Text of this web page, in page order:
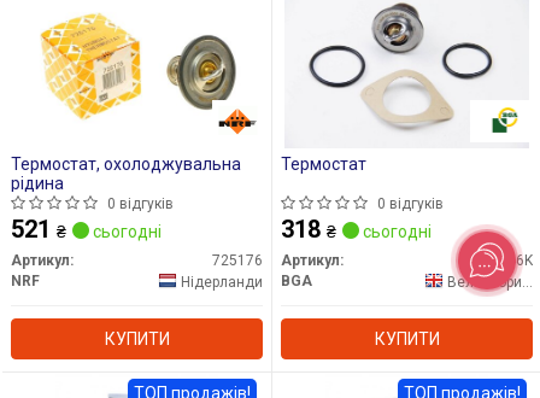
Термостат, охолоджувальна
рідина
0 відгуків
521 ₴ сьогодні
Артикул:
725176
NRF
Нідерланди
КУПИТИ
Термостат
0 відгуків
318 ₴ сьогодні
Артикул:
CT5446K
BGA
Великобританія
КУПИТИ
ТОП продажів! ТОП продажів!